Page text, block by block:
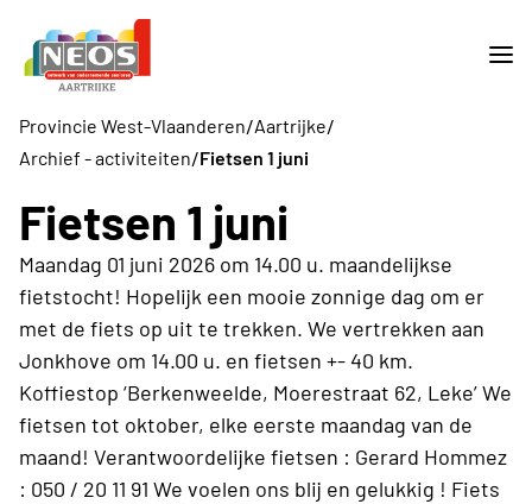
Provincie West-Vlaanderen/Aartrijke/
Archief - activiteiten/Fietsen 1 juni
Fietsen 1 juni
Maandag 01 juni 2026 om 14.00 u. maandelijkse
fietstocht! Hopelijk een mooie zonnige dag om er
met de fiets op uit te trekken. We vertrekken aan
Jonkhove om 14.00 u. en fietsen +- 40 km.
Koffiestop ‘Berkenweelde, Moerestraat 62, Leke’ We
fietsen tot oktober, elke eerste maandag van de
maand! Verantwoordelijke fietsen : Gerard Hommez
: 050 / 20 11 91 We voelen ons blij en gelukkig ! Fiets